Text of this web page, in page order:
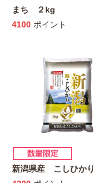
まち ２kg
4100 ポイント
新潟県産 こしひか